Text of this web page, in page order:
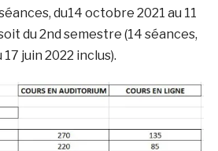
du14 octobre 2021 au 11
du 2nd semestre (14 séances,
juin 2022 inclus).